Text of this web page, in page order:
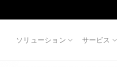
ソリューション サービス